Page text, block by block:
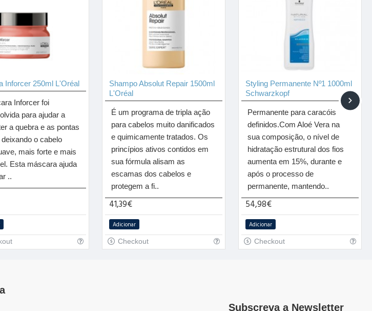
Inforcer 250ml L'Oréal
Inforcer foi
para ajudar a
a quebra e as pontas
o cabelo
mais forte e mais
Esta máscara ajuda
..
Shampo Absolut Repair 1500ml
L'Oréal
É um programa de tripla ação
para cabelos muito danificados
e quimicamente tratados. Os
princípios ativos contidos em
sua fórmula alisam as
escamas dos cabelos e
protegem a fi..
41,39€
Adicionar
Checkout
Styling Permanente Nº1 1000ml
Schwarzkopf
Permanente para caracóis
definidos.Com Aloé Vera na
sua composição, o nível de
hidratação estrutural dos fios
aumenta em 15%, durante e
após o processo de
permanente, mantendo..
54,98€
Adicionar
Checkout
Subscreva a Newsletter